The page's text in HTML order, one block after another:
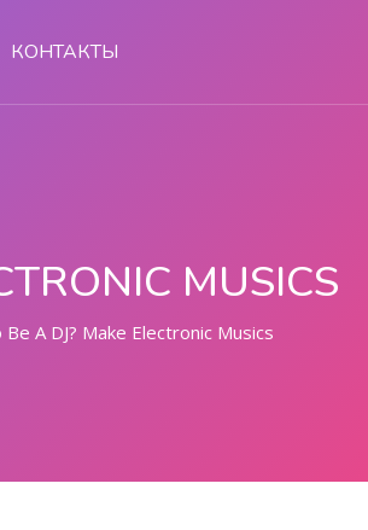
КОНТАКТЫ
MUSICS
A DJ? Make Electronic Musics